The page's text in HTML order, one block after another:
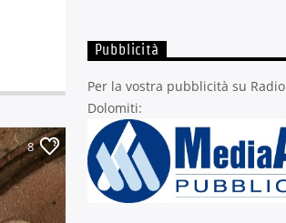
8
Pubblicità
Per la vostra pubblicità su Radio
Dolomiti: